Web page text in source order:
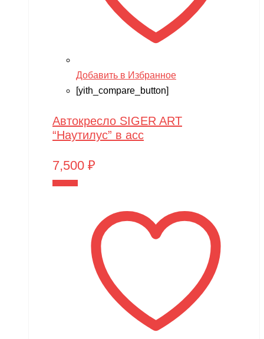
Добавить в Избранное
[yith_compare_button]
Автокресло SIGER ART
“Наутилус” в асс
7,500 ₽